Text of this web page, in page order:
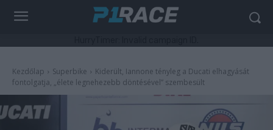
Kezdőlap Superbike
Kiderült, Iannone tényleg a Ducati elhagyását
fontolgatja, „élete legnehezebb döntésével” szembesült